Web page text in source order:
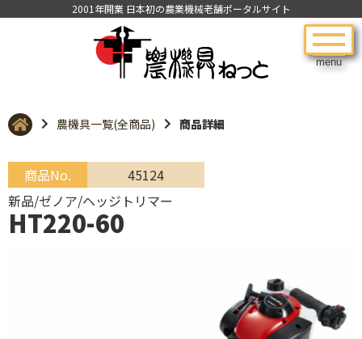
menu
2001年開業 日本初の農業機械老舗ポータルサイト
農機具一覧(全商品) 商品詳細
商品No.
45124
新品/ゼノア/ヘッジトリマー
HT220-60